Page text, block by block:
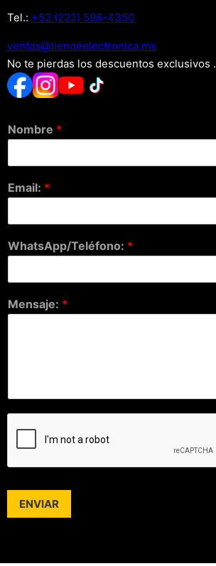
Tel.: +52 (222) 598-4350
xm.acinortceleedneit@satnev
No te pierdas los descuentos exclusivos .
Nombre *
Email: *
WhatsApp/Teléfono: *
Mensaje: *
ENVIAR